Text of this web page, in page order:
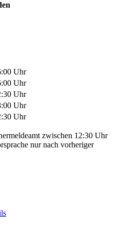
Uhr
Uhr
Uhr
Uhr
Uhr
zwischen 12:30 Uhr
nur nach vorheriger